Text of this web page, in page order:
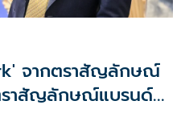
จากตราสัญลักษณ์
ราสัญลักษณ์แบรนด์